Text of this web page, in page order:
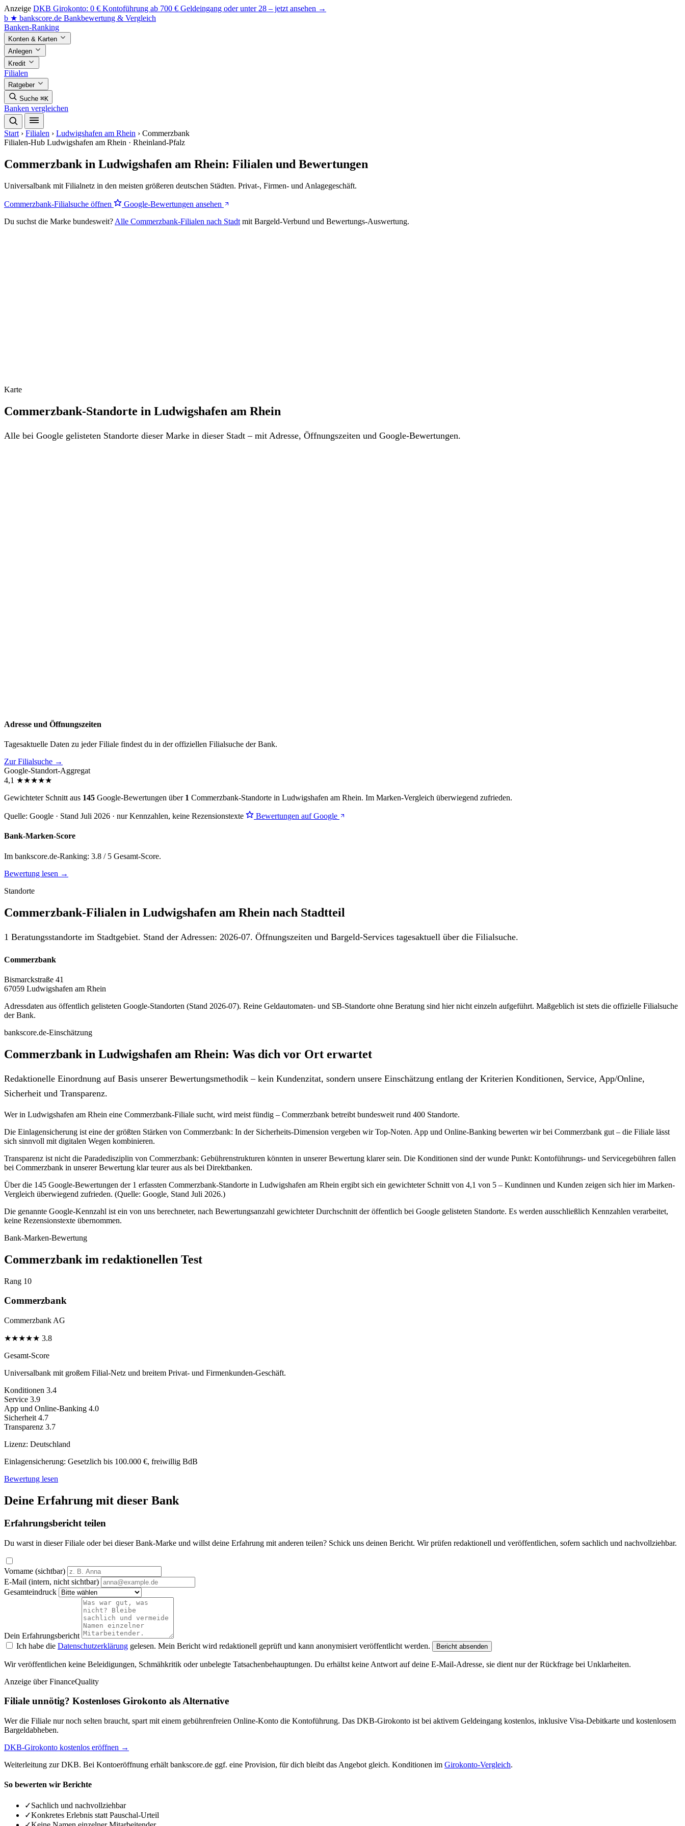
Anzeige DKB Girokonto: 0 € Kontoführung ab 700 € Geldeingang oder unter 28 – jetzt ansehen →
b ★ bankscore.de Bankbewertung & Vergleich
Banken-Ranking
Konten & Karten
Anlegen
Kredit
Filialen
Ratgeber
Suche ⌘K
Banken vergleichen
Start › Filialen › Ludwigshafen am Rhein › Commerzbank
Filialen-Hub Ludwigshafen am Rhein · Rheinland-Pfalz
Commerzbank in Ludwigshafen am Rhein: Filialen und Bewertungen
Universalbank mit Filialnetz in den meisten größeren deutschen Städten. Privat-, Firmen- und Anlagegeschäft.
Commerzbank-Filialsuche öffnen
Google-Bewertungen ansehen
Du suchst die Marke bundesweit? Alle Commerzbank-Filialen nach Stadt mit Bargeld-Verbund und Bewertungs-Auswertung.
Karte
Commerzbank-Standorte in Ludwigshafen am Rhein
Alle bei Google gelisteten Standorte dieser Marke in dieser Stadt – mit Adresse, Öffnungszeiten und Google-Bewertungen.
Adresse und Öffnungszeiten
Tagesaktuelle Daten zu jeder Filiale findest du in der offiziellen Filialsuche der Bank.
Zur Filialsuche →
Google-Standort-Aggregat
4,1 ★★★★★
Gewichteter Schnitt aus 145 Google-Bewertungen über 1 Commerzbank-Standorte in Ludwigshafen am Rhein. Im Marken-Vergleich überwiegend zufrieden.
Quelle: Google · Stand Juli 2026 · nur Kennzahlen, keine Rezensionstexte Bewertungen auf Google
Bank-Marken-Score
Im bankscore.de-Ranking: 3.8 / 5 Gesamt-Score.
Bewertung lesen →
Standorte
Commerzbank-Filialen in Ludwigshafen am Rhein nach Stadtteil
1 Beratungsstandorte im Stadtgebiet. Stand der Adressen: 2026-07. Öffnungszeiten und Bargeld-Services tagesaktuell über die Filialsuche.
Commerzbank
Bismarckstraße 41
67059 Ludwigshafen am Rhein
Adressdaten aus öffentlich gelisteten Google-Standorten (Stand 2026-07). Reine Geldautomaten- und SB-Standorte ohne Beratung sind hier nicht einzeln aufgeführt. Maßgeblich ist stets die offizielle Filialsuche
der Bank.
bankscore.de-Einschätzung
Commerzbank in Ludwigshafen am Rhein: Was dich vor Ort erwartet
Redaktionelle Einordnung auf Basis unserer Bewertungsmethodik – kein Kundenzitat, sondern unsere Einschätzung entlang der Kriterien Konditionen, Service, App/Online,
Sicherheit und Transparenz.
Wer in Ludwigshafen am Rhein eine Commerzbank-Filiale sucht, wird meist fündig – Commerzbank betreibt bundesweit rund 400 Standorte.
Die Einlagensicherung ist eine der größten Stärken von Commerzbank: In der Sicherheits-Dimension vergeben wir Top-Noten. App und Online-Banking bewerten wir bei Commerzbank gut – die Filiale lässt
sich sinnvoll mit digitalen Wegen kombinieren.
Transparenz ist nicht die Paradedisziplin von Commerzbank: Gebührenstrukturen könnten in unserer Bewertung klarer sein. Die Konditionen sind der wunde Punkt: Kontoführungs- und Servicegebühren fallen
bei Commerzbank in unserer Bewertung klar teurer aus als bei Direktbanken.
Über die 145 Google-Bewertungen der 1 erfassten Commerzbank-Standorte in Ludwigshafen am Rhein ergibt sich ein gewichteter Schnitt von 4,1 von 5 – Kundinnen und Kunden zeigen sich hier im Marken-
Vergleich überwiegend zufrieden. (Quelle: Google, Stand Juli 2026.)
Die genannte Google-Kennzahl ist ein von uns berechneter, nach Bewertungsanzahl gewichteter Durchschnitt der öffentlich bei Google gelisteten Standorte. Es werden ausschließlich Kennzahlen verarbeitet,
keine Rezensionstexte übernommen.
Bank-Marken-Bewertung
Commerzbank im redaktionellen Test
Rang 10
Commerzbank
Commerzbank AG
★★★★★ 3.8
Gesamt-Score
Universalbank mit großem Filial-Netz und breitem Privat- und Firmenkunden-Geschäft.
Konditionen 3.4
Service 3.9
App und Online-Banking 4.0
Sicherheit 4.7
Transparenz 3.7
Lizenz: Deutschland
Einlagensicherung: Gesetzlich bis 100.000 €, freiwillig BdB
Bewertung lesen
Deine Erfahrung mit dieser Bank
Erfahrungsbericht teilen
Du warst in dieser Filiale oder bei dieser Bank-Marke und willst deine Erfahrung mit anderen teilen? Schick uns deinen Bericht. Wir prüfen redaktionell und veröffentlichen, sofern sachlich und nachvollziehbar.
Vorname (sichtbar)
E-Mail (intern, nicht sichtbar)
Gesamteindruck
Dein Erfahrungsbericht
Ich habe die Datenschutzerklärung gelesen. Mein Bericht wird redaktionell geprüft und kann anonymisiert veröffentlicht werden. Bericht absenden
Wir veröffentlichen keine Beleidigungen, Schmähkritik oder unbelegte Tatsachenbehauptungen. Du erhältst keine Antwort auf deine E-Mail-Adresse, sie dient nur der Rückfrage bei Unklarheiten.
Anzeige über FinanceQuality
Filiale unnötig? Kostenloses Girokonto als Alternative
Wer die Filiale nur noch selten braucht, spart mit einem gebührenfreien Online-Konto die Kontoführung. Das DKB-Girokonto ist bei aktivem Geldeingang kostenlos, inklusive Visa-Debitkarte und kostenlosem
Bargeldabheben.
DKB-Girokonto kostenlos eröffnen →
Weiterleitung zur DKB. Bei Kontoeröffnung erhält bankscore.de ggf. eine Provision, für dich bleibt das Angebot gleich. Konditionen im Girokonto-Vergleich.
So bewerten wir Berichte
✓Sachlich und nachvollziehbar
✓Konkretes Erlebnis statt Pauschal-Urteil